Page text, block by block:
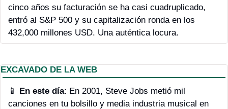
cinco años su facturación se ha casi cuadruplicado,
entró al S&P 500 y su capitalización ronda en los
432,000 millones USD. Una auténtica locura.
EXCAVADO DE LA WEB
📱 En este día: En 2001, Steve Jobs metió mil
canciones en tu bolsillo y media industria musical en